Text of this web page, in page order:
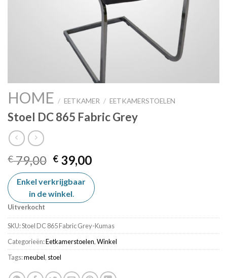
HOME / EETKAMER / EETKAMERSTOELEN
Stoel DC 865 Fabric Grey
€79,00 Oorspronkelijke
prijs
was:
€ 79,00.
€ 39,00Huidige
is:
€ 39,00.
Enkel verkrijgbaar
in de winkel.
Uitverkocht
SKU:Stoel DC 865 Fabric Grey-Kumas
Categorieën:Eetkamerstoelen,Winkel
Tags:meubel, stoel